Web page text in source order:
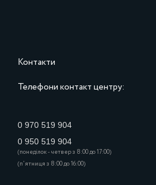
Контакти
Телефони контакт центру:
0 970 519 904
0 950 519 904
(понеділок - четвер з 8:00 до 17:00)
(п'ятниця з 8:00 до 16:00)